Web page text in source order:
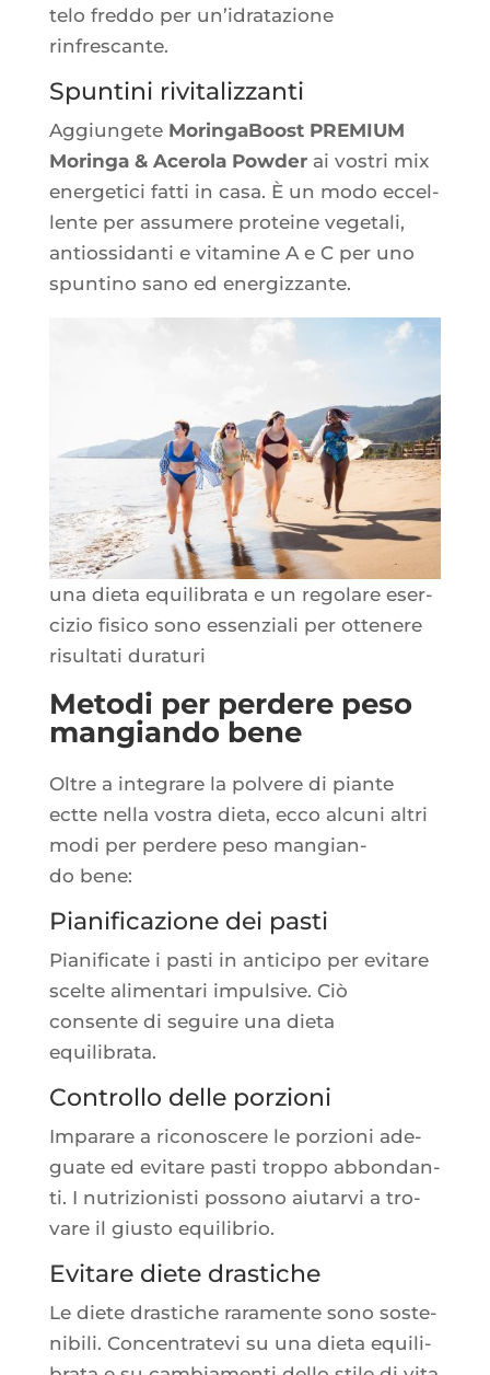
te­lo fred­do per un’i­dra­ta­zione
rinfrescante.
Spuntini rivitalizzanti
Aggiun­gete Morin­ga­Boost PREMIUM
Morin­ga & Ace­ro­la Pow­derai vos­tri mix
ener­ge­ti­ci fat­ti in casa. È un modo eccel­
lente per assu­mere pro­teine vege­ta­li,
antios­si­dan­ti e vita­mine A e C per uno
spun­ti­no sano ed energizzante.
una die­ta equi­li­bra­ta e un rego­lare eser­
ci­zio fisi­co sono essen­zia­li per otte­nere
risul­ta­ti duraturi
Metodi per perdere peso
mangiando bene
Oltre a inte­grare la pol­vere di piante
ectte nel­la vos­tra die­ta, ecco alcu­ni altri
modi per per­dere peso man­gian­
do bene:
Pianificazione dei pasti
Pia­ni­fi­cate i pas­ti in anti­ci­po per evi­tare
scelte ali­men­ta­ri impul­sive. Ciò
consente di seguire una die­ta
equilibrata.
Controllo delle porzioni
Impa­rare a rico­nos­cere le por­zio­ni ade­
guate ed evi­tare pas­ti trop­po abbon­dan­
ti. I nutri­zio­nis­ti pos­so­no aiu­tar­vi a tro­
vare il gius­to equilibrio.
Evitare diete drastiche
Le diete dras­tiche rara­mente sono sos­te­
ni­bi­li. Concen­tra­te­vi su una die­ta equi­li­